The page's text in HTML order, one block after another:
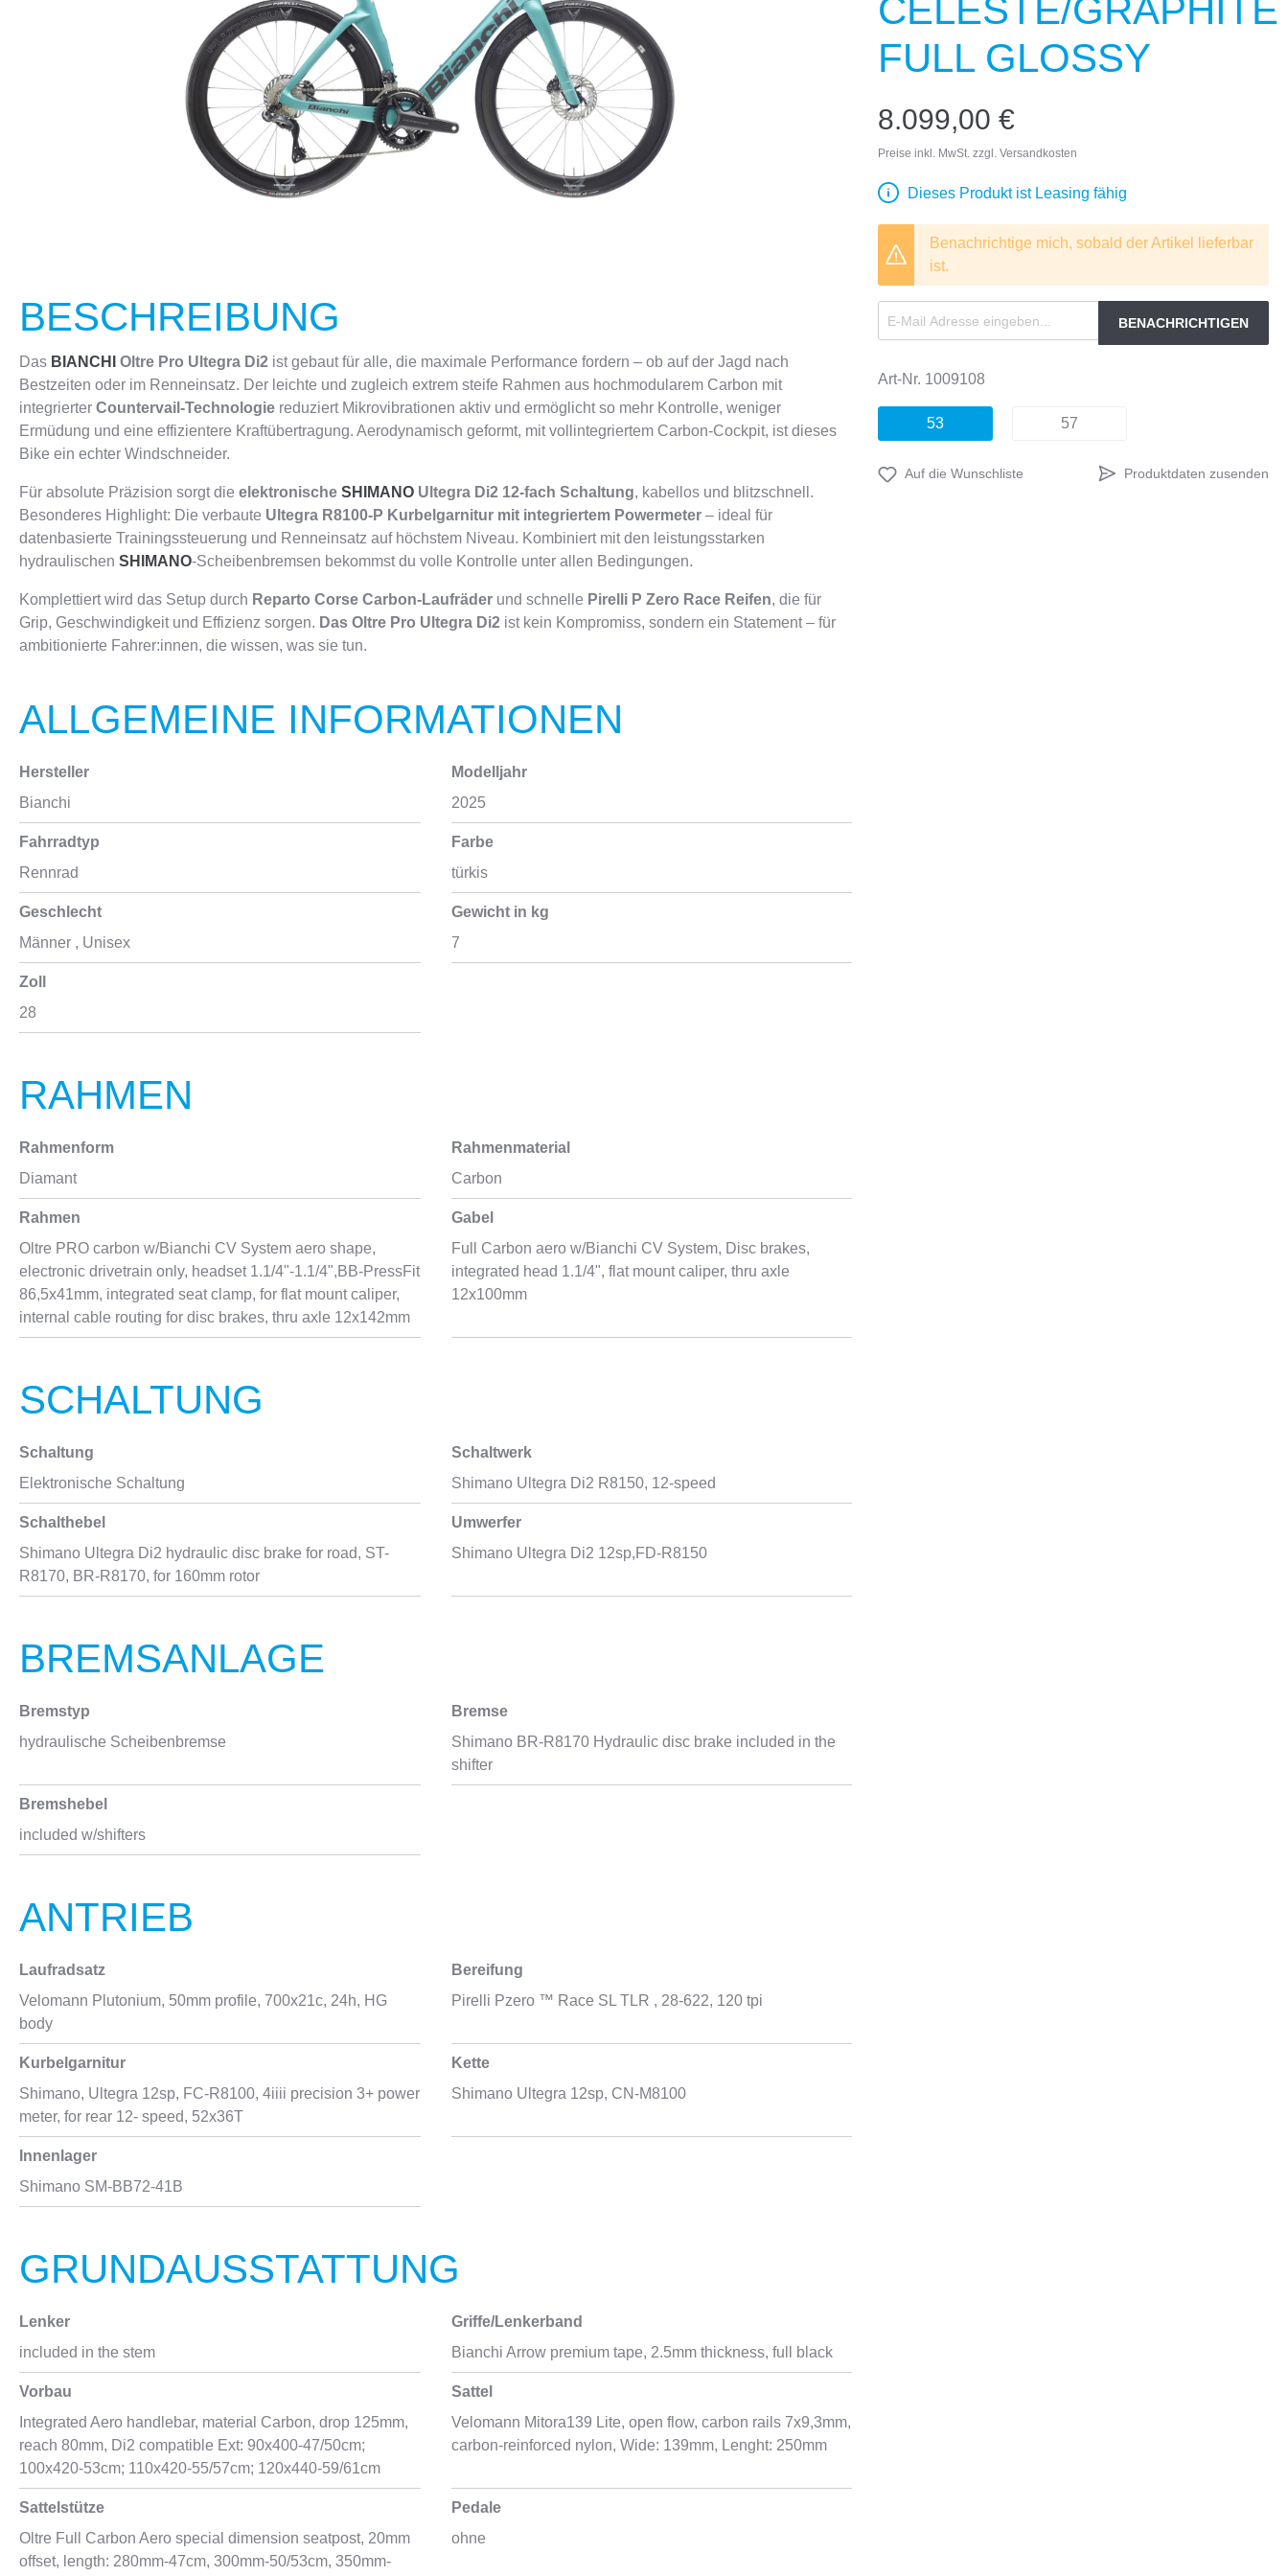
CELESTE/GRAPHITE
FULL GLOSSY
8.099,00 €
Preise inkl. MwSt. zzgl. Versandkosten
Dieses Produkt ist Leasing fähig
Benachrichtige mich, sobald der Artikel lieferbar
ist.
BENACHRICHTIGEN
Art-Nr. 1009108
53 57
Produktdaten zusenden
Auf die Wunschliste
BESCHREIBUNG
Das BIANCHI Oltre Pro Ultegra Di2 ist gebaut für alle, die maximale Performance fordern – ob auf der Jagd nach
Bestzeiten oder im Renneinsatz. Der leichte und zugleich extrem steife Rahmen aus hochmodularem Carbon mit
integrierter Countervail-Technologie reduziert Mikrovibrationen aktiv und ermöglicht so mehr Kontrolle, weniger
Ermüdung und eine effizientere Kraftübertragung. Aerodynamisch geformt, mit vollintegriertem Carbon-Cockpit, ist dieses
Bike ein echter Windschneider.
Für absolute Präzision sorgt die elektronische SHIMANO Ultegra Di2 12-fach Schaltung, kabellos und blitzschnell.
Besonderes Highlight: Die verbaute Ultegra R8100-P Kurbelgarnitur mit integriertem Powermeter – ideal für
datenbasierte Trainingssteuerung und Renneinsatz auf höchstem Niveau. Kombiniert mit den leistungsstarken
hydraulischen SHIMANO-Scheibenbremsen bekommst du volle Kontrolle unter allen Bedingungen.
Komplettiert wird das Setup durch Reparto Corse Carbon-Laufräder und schnelle Pirelli P Zero Race Reifen, die für
Grip, Geschwindigkeit und Effizienz sorgen. Das Oltre Pro Ultegra Di2 ist kein Kompromiss, sondern ein Statement – für
ambitionierte Fahrer:innen, die wissen, was sie tun.
ALLGEMEINE INFORMATIONEN
Hersteller
Bianchi
Modelljahr
2025
Fahrradtyp
Rennrad
Farbe
türkis
Geschlecht
Männer , Unisex
Gewicht in kg
7
Zoll
28
RAHMEN
Rahmenform
Diamant
Rahmenmaterial
Carbon
Rahmen
Oltre PRO carbon w/Bianchi CV System aero shape,
electronic drivetrain only, headset 1.1/4"-1.1/4",BB-PressFit
86,5x41mm, integrated seat clamp, for flat mount caliper,
internal cable routing for disc brakes, thru axle 12x142mm
Gabel
Full Carbon aero w/Bianchi CV System, Disc brakes,
integrated head 1.1/4", flat mount caliper, thru axle
12x100mm
SCHALTUNG
Schaltung
Elektronische Schaltung
Schaltwerk
Shimano Ultegra Di2 R8150, 12-speed
Schalthebel
Shimano Ultegra Di2 hydraulic disc brake for road, ST-
R8170, BR-R8170, for 160mm rotor
Umwerfer
Shimano Ultegra Di2 12sp,FD-R8150
BREMSANLAGE
Bremstyp
hydraulische Scheibenbremse
Bremse
Shimano BR-R8170 Hydraulic disc brake included in the
shifter
Bremshebel
included w/shifters
ANTRIEB
Laufradsatz
Velomann Plutonium, 50mm profile, 700x21c, 24h, HG
body
Bereifung
Pirelli Pzero ™ Race SL TLR , 28-622, 120 tpi
Kurbelgarnitur
Shimano, Ultegra 12sp, FC-R8100, 4iiii precision 3+ power
meter, for rear 12- speed, 52x36T
Kette
Shimano Ultegra 12sp, CN-M8100
Innenlager
Shimano SM-BB72-41B
GRUNDAUSSTATTUNG
Lenker
included in the stem
Griffe/Lenkerband
Bianchi Arrow premium tape, 2.5mm thickness, full black
Vorbau
Integrated Aero handlebar, material Carbon, drop 125mm,
reach 80mm, Di2 compatible Ext: 90x400-47/50cm;
100x420-53cm; 110x420-55/57cm; 120x440-59/61cm
Sattel
Velomann Mitora139 Lite, open flow, carbon rails 7x9,3mm,
carbon-reinforced nylon, Wide: 139mm, Lenght: 250mm
Sattelstütze
Oltre Full Carbon Aero special dimension seatpost, 20mm
offset, length: 280mm-47cm, 300mm-50/53cm, 350mm-
Pedale
ohne